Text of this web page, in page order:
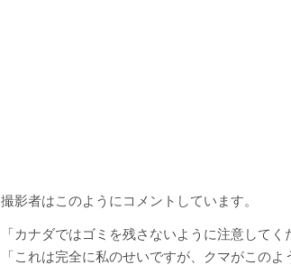
撮影者はこのようにコメントしています。
「カナダではゴミを残さないように注意してく
「これは完全に私のせいですが、クマがこの